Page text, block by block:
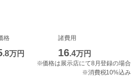
格
.8万円
諸費用
16.4万円
※価格は展示店にて8月登録の場合
※消費税10%込み